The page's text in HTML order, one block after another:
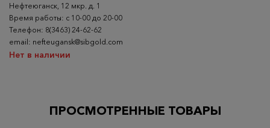
Нефтеюганск, 12 мкр. д. 1
Время работы: с 10-00 до 20-00
Телефон: 8(3463) 24-62-62
email: nefteugansk@sibgold.com
Нет в наличии
ПРОСМОТРЕННЫЕ ТОВАРЫ